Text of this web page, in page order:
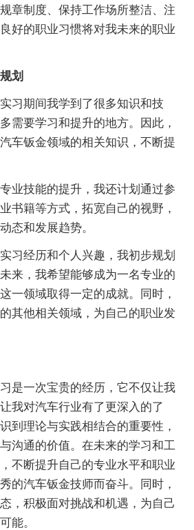
章制度、保持工作场所整洁、注
好的职业习惯将对我未来的职业
划
期间我学到了很多知识和技
需要学习和提升的地方。因此，
车钣金领域的相关知识，不断提
技能的提升，我还计划通过参
书籍等方式，拓宽自己的视野，
态和发展趋势。
经历和个人兴趣，我初步规划
来，我希望能够成为一名专业的
一领域取得一定的成就。同时，
其他相关领域，为自己的职业发
一次宝贵的经历，它不仅让我
我对汽车行业有了更深入的了
到理论与实践相结合的重要性，
沟通的价值。在未来的学习和工
不断提升自己的专业水平和职业
的汽车钣金技师而奋斗。同时，
，积极面对挑战和机遇，为自己
能。